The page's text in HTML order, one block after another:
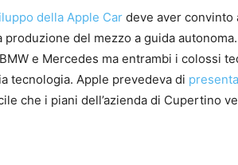
della Apple Car deve aver convinto
del mezzo a guida
e Mercedes ma entrambi i colossi
tecnologia. Apple prevedeva di
che i piani dell’azienda di Cupertino